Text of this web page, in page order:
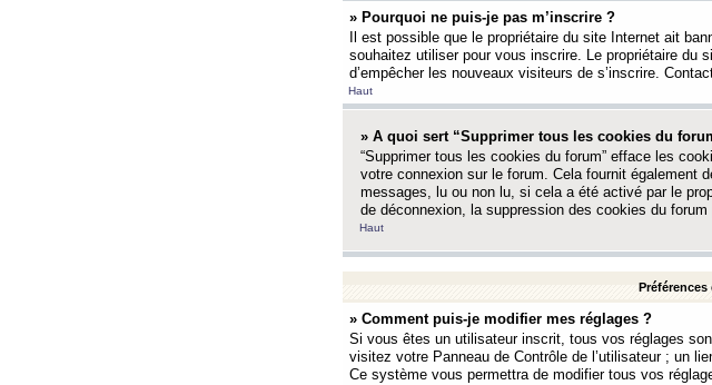
» Pourquoi ne puis-je pas m’inscrire ?
Il est possible que le propriétaire du site Internet ait
souhaitez utiliser pour vous inscrire. Le propriétaire du
d’empêcher les nouveaux visiteurs de s’inscrire.
Haut
» A quoi sert “Supprimer tous les cookies du
“Supprimer tous les cookies du forum” efface les
votre connexion sur le forum. Cela fournit également
messages, lu ou non lu, si cela a été activé par le
de déconnexion, la suppression des cookies du forum
Haut
Préférences
» Comment puis-je modifier mes réglages ?
Si vous êtes un utilisateur inscrit, tous vos réglages
visitez votre Panneau de Contrôle de l’utilisateur ; un
Ce système vous permettra de modifier tous vos